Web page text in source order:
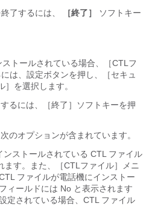
了するには、
［終了］
ソフトキー
トールされている場合、
［CTLフ
は、設定ボタンを押し、［セキュ
］を選択します。
るには、［終了］ソフトキーを押
のオプションが含まれています。
ストールされている CTL ファイル
ます。また、［CTLファイル］メニ
ファイルが電話機にインストー
ィールドには No と表示されます
定されている場合、CTL ファイル